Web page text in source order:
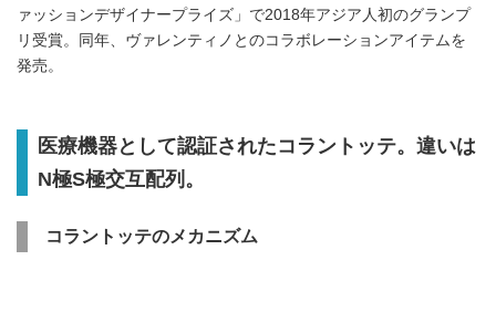
ァッションデザイナープライズ」で2018年アジア人初のグランプ
リ受賞。同年、ヴァレンティノとのコラボレーションアイテムを
発売。
医療機器として認証されたコラントッテ。違いは
N極S極交互配列。
コラントッテのメカニズム